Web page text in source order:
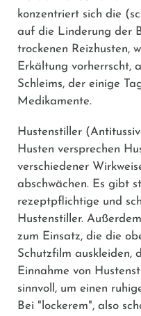
konzentriert sich die
auf die Linderung der
trockenen Reizhusten,
Erkältung vorherrscht,
Schleims, der einige
Medikamente.
Hustenstiller
Husten versprechen
verschiedener
abschwächen. Es gibt
rezeptpflichtige und
Hustenstiller.
zum Einsatz, die die
Schutzfilm auskleiden,
Einnahme von
sinnvoll, um einen
Bei "lockerem", also